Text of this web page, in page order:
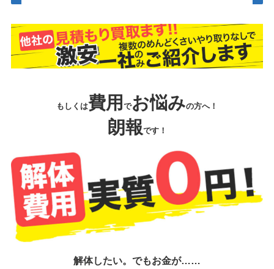
もしくは費用 でお悩みの方へ！
朗報です！
解体したい。でもお金が……